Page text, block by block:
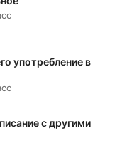
употребление в
с другими